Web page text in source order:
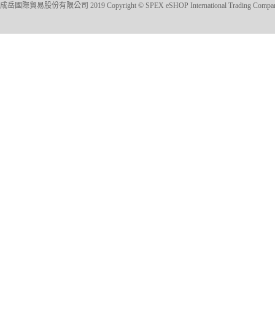
成岳國際貿易股份有限公司 2019 Copyright © SPEX eSHOP International Trading